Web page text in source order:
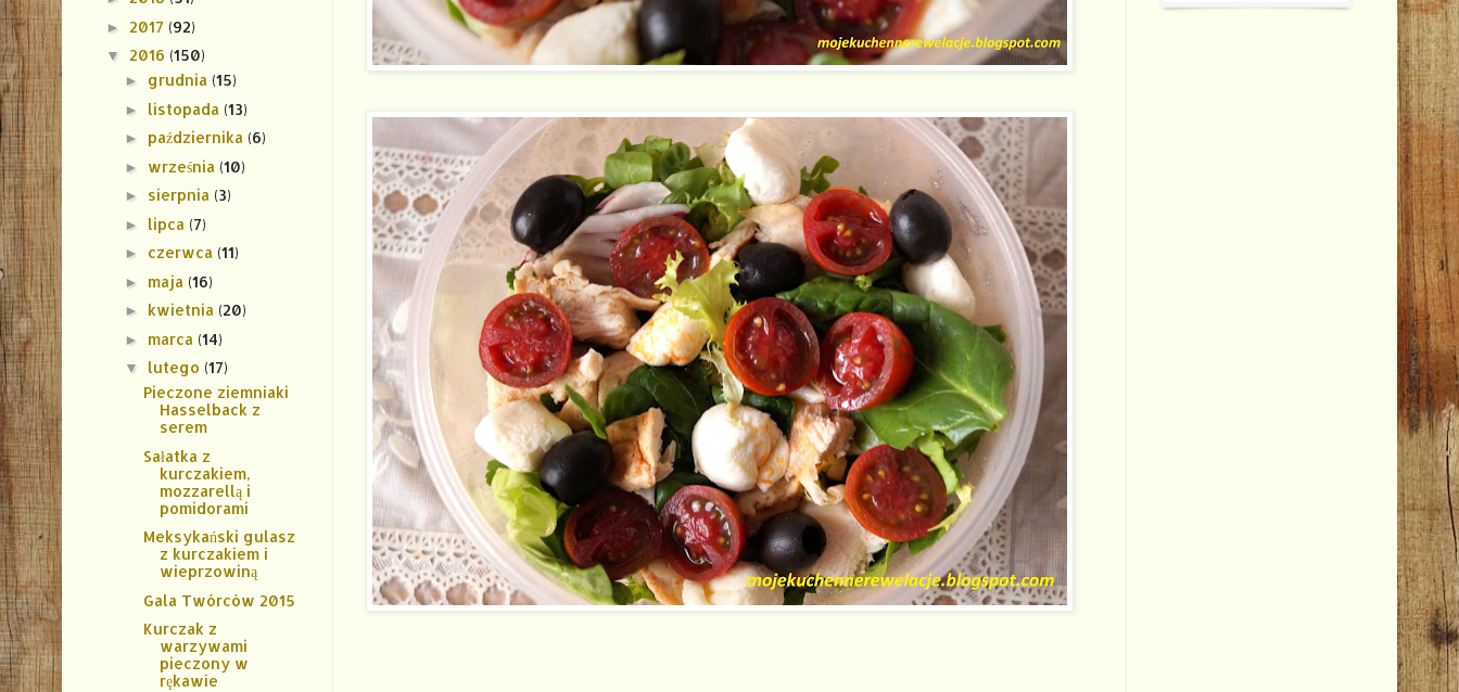
► 2017 (92)
▼ 2016 (150)
► grudnia (15)
► listopada (13)
► października (6)
► września (10)
► sierpnia (3)
► lipca (7)
► czerwca (11)
► maja (16)
► kwietnia (20)
► marca (14)
▼ lutego (17)
Pieczone ziemniaki
Hasselback z
serem
Sałatka z
kurczakiem,
mozzarellą i
pomidorami
Meksykański gulasz
z kurczakiem i
wieprzowiną
Gala Twórców 2015
Kurczak z
warzywami
pieczony w
rękawie